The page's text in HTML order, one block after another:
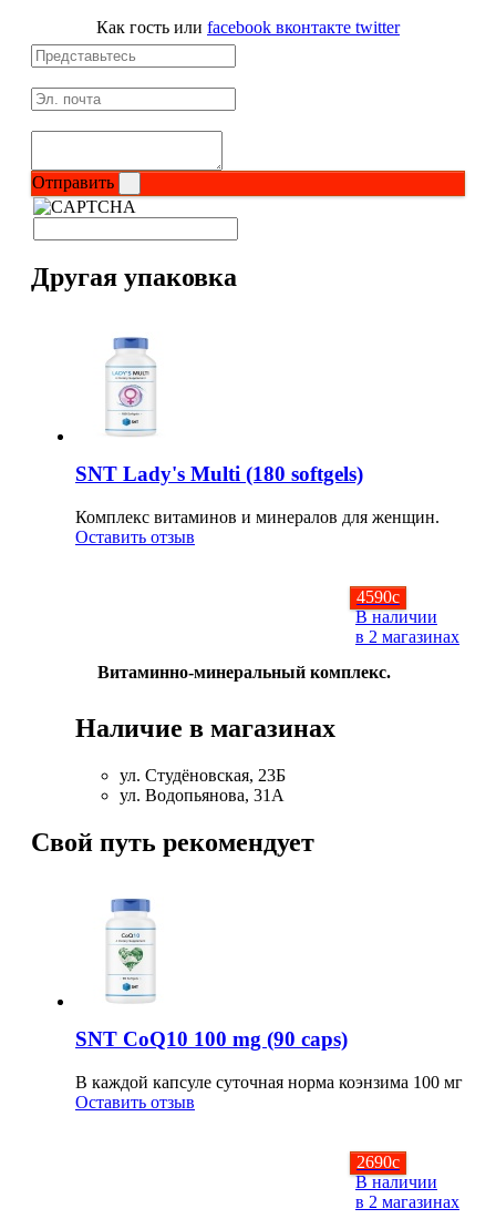
Распродажа NOW
Как гость или facebook вконтакте twitter
Отправить
Другая упаковка
4590c
В наличии
в 2 магазинах
SNT Lady's Multi (180 softgels)
Комплекс витаминов и минералов для женщин.
Оставить отзыв
Витаминно-минеральный комплекс.
Наличие в магазинах
ул. Студёновская, 23Б
ул. Водопьянова, 31А
Свой путь рекомендует
2690c
В наличии
в 2 магазинах
SNT CoQ10 100 mg (90 caps)
В каждой капсуле суточная норма коэнзима 100 мг
Оставить отзыв